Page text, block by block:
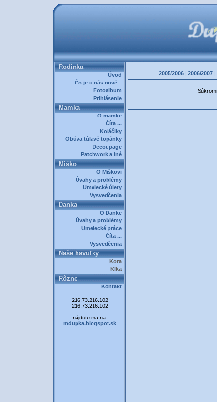
Rodinka
Úvod
Čo je u nás nové...
Fotoalbum
Prihlásenie
Mamka
O mamke
Číta ...
Koláčiky
Obúva túlavé topánky
Decoupage
Patchwork a iné
Miško
O Miškovi
Úvahy a problémy
Umelecké úlety
Vysvedčenia
Danka
O Danke
Úvahy a problémy
Umelecké práce
Číta ...
Vysvedčenia
Naše havuľky
Kora
Kika
Rôzne
Kontakt
216.73.216.102
216.73.216.102
nájdete ma na:
mdupka.blogspot.sk
2005/2006 | 2006/2007 |